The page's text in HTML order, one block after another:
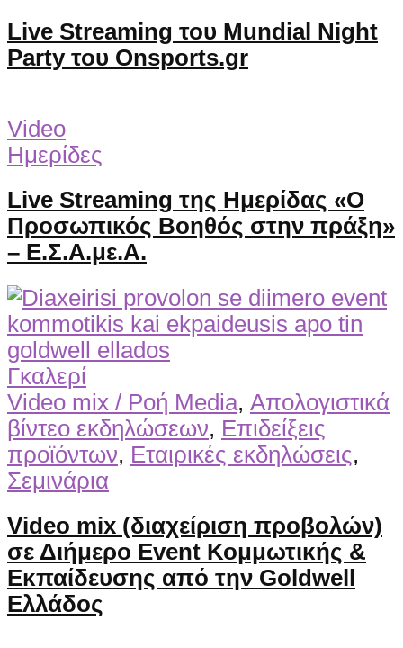
Live Streaming του Mundial Night
Party του Onsports.gr
Video
Ημερίδες
Live Streaming της Ημερίδας «Ο
Προσωπικός Βοηθός στην πράξη»
– Ε.Σ.Α.με.Α.
Γκαλερί
Video mix / Ροή Media, Απολογιστικά
βίντεο εκδηλώσεων, Επιδείξεις
προϊόντων, Εταιρικές εκδηλώσεις,
Σεμινάρια
Video mix (διαχείριση προβολών)
σε Διήμερο Event Κομμωτικής &
Εκπαίδευσης από την Goldwell
Ελλάδος